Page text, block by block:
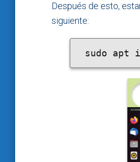
Después de esto,
siguiente:
sudo apt